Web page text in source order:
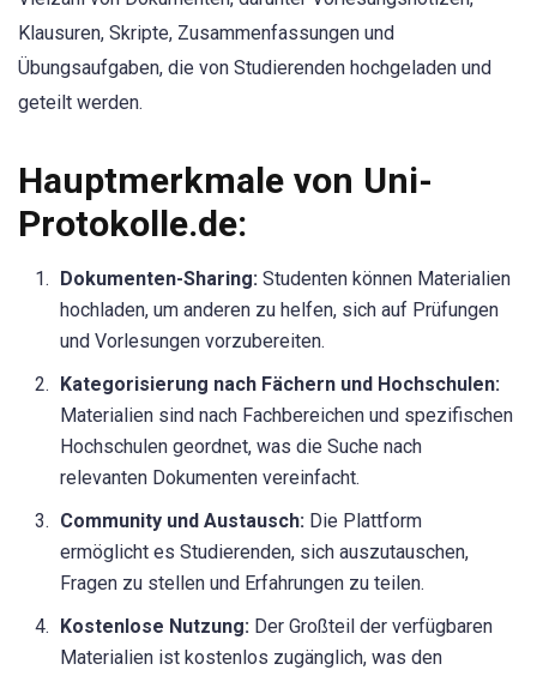
Klausuren, Skripte, Zusammenfassungen und
Übungsaufgaben, die von Studierenden hochgeladen und
geteilt werden.
Hauptmerkmale von Uni-
Protokolle.de:
Dokumenten-Sharing: Studenten können Materialien
hochladen, um anderen zu helfen, sich auf Prüfungen
und Vorlesungen vorzubereiten.
Kategorisierung nach Fächern und Hochschulen:
Materialien sind nach Fachbereichen und spezifischen
Hochschulen geordnet, was die Suche nach
relevanten Dokumenten vereinfacht.
Community und Austausch: Die Plattform
ermöglicht es Studierenden, sich auszutauschen,
Fragen zu stellen und Erfahrungen zu teilen.
Kostenlose Nutzung: Der Großteil der verfügbaren
Materialien ist kostenlos zugänglich, was den